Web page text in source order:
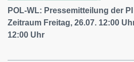
POL-WL: Pressemitteilung der
Zeitraum Freitag, 26.07. 12:00
12:00 Uhr